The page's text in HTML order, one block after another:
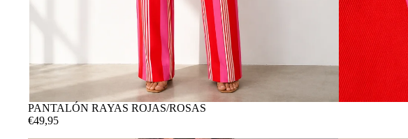
PANTALÓN RAYAS ROJAS/ROSAS
€49,95